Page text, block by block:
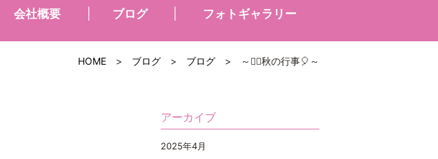
会社概要 ブログ フォトギャラリー
HOME > ブログ > ブログ > ～🏃‍♀️秋の行事🎈～
アーカイブ
2025年4月